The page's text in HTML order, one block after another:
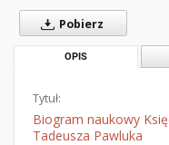
Pobierz
OPIS
Tytuł:
Biogram naukowy
Tadeusza Pawluka